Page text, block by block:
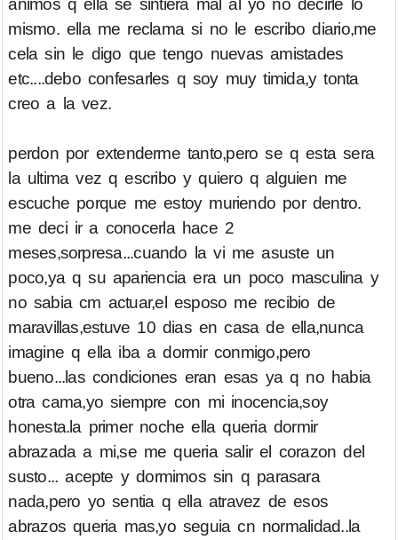
mismo. ella me reclama si no le escribo diario,me
cela sin le digo que tengo nuevas amistades
etc....debo confesarles q soy muy timida,y tonta
creo a la vez.
perdon por extenderme tanto,pero se q esta sera
la ultima vez q escribo y quiero q alguien me
escuche porque me estoy muriendo por dentro.
me deci ir a conocerla hace 2
meses,sorpresa...cuando la vi me asuste un
poco,ya q su apariencia era un poco masculina y
no sabia cm actuar,el esposo me recibio de
maravillas,estuve 10 dias en casa de ella,nunca
imagine q ella iba a dormir conmigo,pero
bueno...las condiciones eran esas ya q no habia
otra cama,yo siempre con mi inocencia,soy
honesta.la primer noche ella queria dormir
abrazada a mi,se me queria salir el corazon del
susto... acepte y dormimos sin q parasara
nada,pero yo sentia q ella atravez de esos
abrazos queria mas,yo seguia cn normalidad..la